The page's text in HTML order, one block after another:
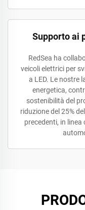
Supporto ai
RedSea ha
veicoli elettrici per
a LED. Le nostre
energetica,
sostenibilità del
riduzione del 25%
precedenti, in